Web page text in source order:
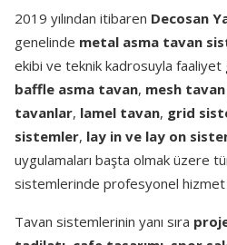
2019 yılından itibaren Decosan
genelinde metal asma tavan
ekibi ve teknik kadrosuyla
baffle asma tavan, mesh
tavanlar, lamel tavan, grid
sistemler, lay in ve lay on
uygulamaları başta olmak üzere
sistemlerinde profesyonel
Tavan sistemlerinin yanı sıra